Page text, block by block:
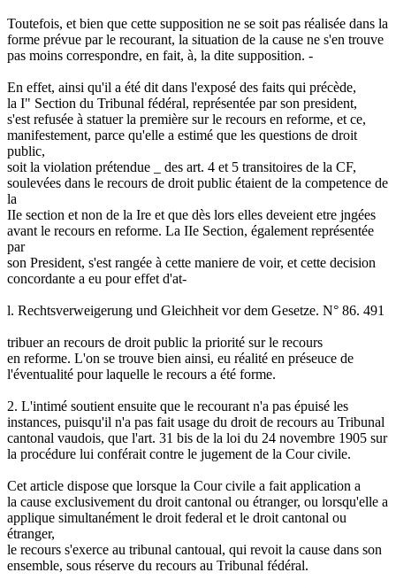
Toutefois, et bien que cette supposition ne se soit pas réalisée dans la
forme prévue par le recourant, la situation de la cause ne s'en trouve
pas moins correspondre, en fait, à, la dite supposition. -
En effet, ainsi qu'il a été dit dans l'exposé des faits qui précède,
la I" Section du Tribunal fédéral, représentée par son president,
s'est refusée à statuer la première sur le recours en reforme, et ce,
manifestement, parce qu'elle a estimé que les questions de droit
public,
soit la violation prétendue _ des art. 4 et 5 transitoires de la CF,
soulevées dans le recours de droit public étaient de la competence de
la
IIe section et non de la Ire et que dès lors elles deveient etre jngées
avant le recours en reforme. La IIe Section, également représentée
par
son President, s'est rangée à cette maniere de voir, et cette decision
concordante a eu pour effet d'at-
l. Rechtsverweigerung und Gleichheit vor dem Gesetze. N° 86. 491
tribuer an recours de droit public la priorité sur le recours
en reforme. L'on se trouve bien ainsi, eu réalité en préseuce de
l'éventualité pour laquelle le recours a été forme.
2. L'intimé soutient ensuite que le recourant n'a pas épuisé les
instances, puisqu'il n'a pas fait usage du droit de recours au Tribunal
cantonal vaudois, que l'art. 31 bis de la loi du 24 novembre 1905 sur
la procédure lui conférait contre le jugement de la Cour civile.
Cet article dispose que lorsque la Cour civile a fait application a
la cause exclusivement du droit cantonal ou étranger, ou lorsqu'elle a
applique simultanément le droit federal et le droit cantonal ou
étranger,
le recours s'exerce au tribunal cantoual, qui revoit la cause dans son
ensemble, sous réserve du recours au Tribunal fédéral.